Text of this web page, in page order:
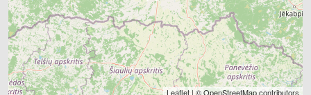
Leaflet | ©OpenStreetMapcontributors